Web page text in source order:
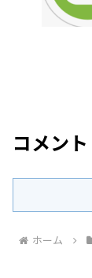
コメント
ホーム